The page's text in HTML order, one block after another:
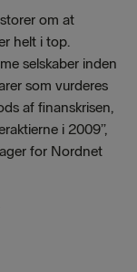
om at
helt i top.
selskaber inden
som vurderes
af finanskrisen,
i 2009”,
for Nordnet